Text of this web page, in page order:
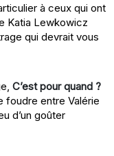
à ceux qui ont
Katia Lewkowicz
qui devrait vous
C’est pour quand ?
foudre entre Valérie
d’un goûter